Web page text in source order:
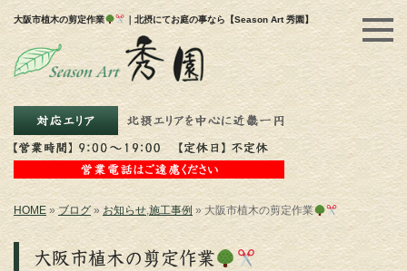
大阪市植木の剪定作業 ｜北摂にてお庭の事なら【Season Art 秀園】
HOME »ブログ» お知らせ,施工事例 »大阪市植木の剪定作業
大阪市植木の剪定作業